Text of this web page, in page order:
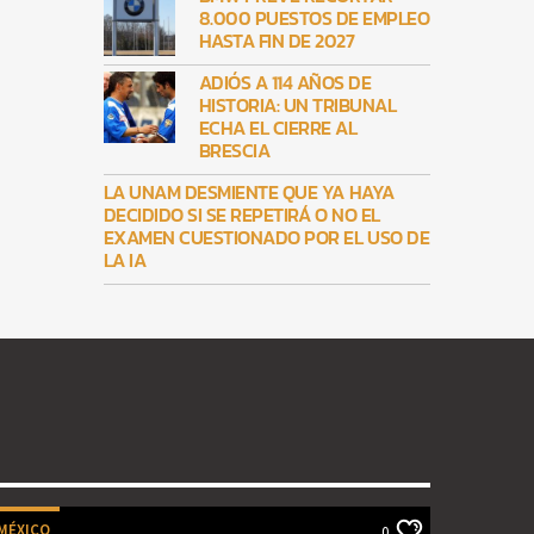
8.000 PUESTOS DE EMPLEO
HASTA FIN DE 2027
ADIÓS A 114 AÑOS DE
HISTORIA: UN TRIBUNAL
ECHA EL CIERRE AL
BRESCIA
LA UNAM DESMIENTE QUE YA HAYA
DECIDIDO SI SE REPETIRÁ O NO EL
EXAMEN CUESTIONADO POR EL USO DE
LA IA